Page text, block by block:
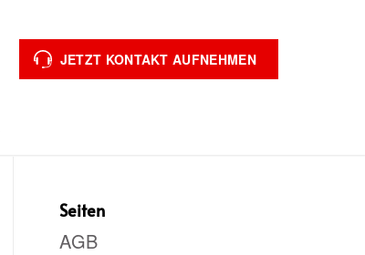
JETZT KONTAKT AUFNEHMEN
Seiten
AGB